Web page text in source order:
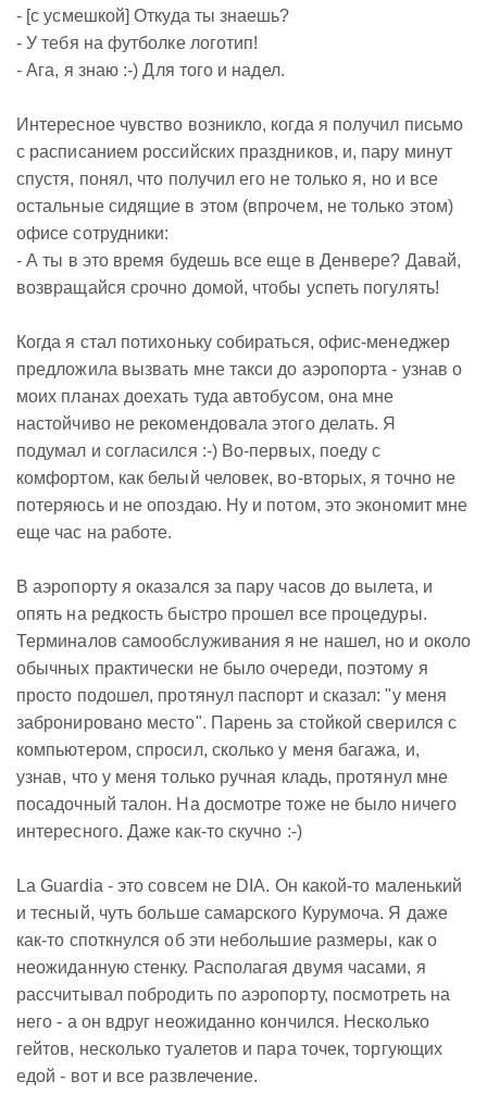
- [с усмешкой] Откуда ты знаешь?
- У тебя на футболке логотип!
- Ага, я знаю :-) Для того и надел.
Интересное чувство возникло, когда я получил письмо
с расписанием российских праздников, и, пару минут
спустя, понял, что получил его не только я, но и все
остальные сидящие в этом (впрочем, не только этом)
офисе сотрудники:
- А ты в это время будешь все еще в Денвере? Давай,
возвращайся срочно домой, чтобы успеть погулять!
Когда я стал потихоньку собираться, офис-менеджер
предложила вызвать мне такси до аэропорта - узнав о
моих планах доехать туда автобусом, она мне
настойчиво не рекомендовала этого делать. Я
подумал и согласился :-) Во-первых, поеду с
комфортом, как белый человек, во-вторых, я точно не
потеряюсь и не опоздаю. Ну и потом, это экономит мне
еще час на работе.
В аэропорту я оказался за пару часов до вылета, и
опять на редкость быстро прошел все процедуры.
Терминалов самообслуживания я не нашел, но и около
обычных практически не было очереди, поэтому я
просто подошел, протянул паспорт и сказал: "у меня
забронировано место". Парень за стойкой сверился с
компьютером, спросил, сколько у меня багажа, и,
узнав, что у меня только ручная кладь, протянул мне
посадочный талон. На досмотре тоже не было ничего
интересного. Даже как-то скучно :-)
La Guardia - это совсем не DIA. Он какой-то маленький
и тесный, чуть больше самарского Курумоча. Я даже
как-то споткнулся об эти небольшие размеры, как о
неожиданную стенку. Располагая двумя часами, я
рассчитывал побродить по аэропорту, посмотреть на
него - а он вдруг неожиданно кончился. Несколько
гейтов, несколько туалетов и пара точек, торгующих
едой - вот и все развлечение.